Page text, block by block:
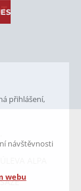
přihlášení,
návštěvnosti
webu